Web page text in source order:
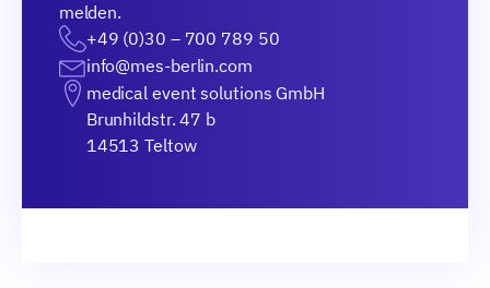
melden.
+49 (0)30 – 700 789 50
info@mes-berlin.com
medical event solutions GmbH
Brunhildstr. 47 b
14513 Teltow